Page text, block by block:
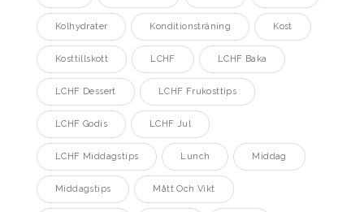
Kolhydrater Konditionsträning Kost
Kosttillskott LCHF LCHF Baka
LCHF Dessert LCHF Frukosttips
LCHF Godis LCHF Jul
LCHF Middagstips Lunch Middag
Middagstips Mått Och Vikt